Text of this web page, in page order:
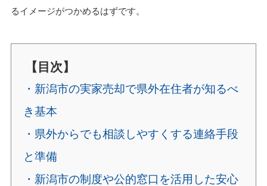
るイメージがつかめるはずです。
【目次】
・新潟市の実家売却で県外在住者が知るべ
き基本
・県外からでも相談しやすくする連絡手段
と準備
・新潟市の制度や公的窓口を活用した安心